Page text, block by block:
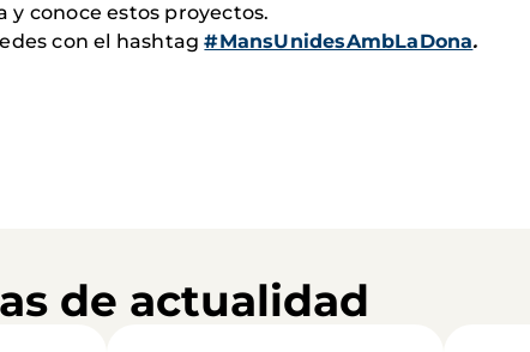
y conoce estos proyectos.
con el hashtag#MansUnidesAmbLaDona.
de actualidad